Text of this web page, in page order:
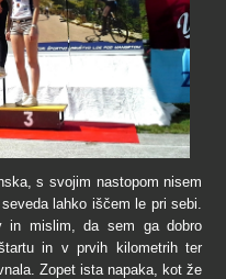
s svojim nastopom nisem
lahko iščem le pri sebi.
in mislim, da sem ga dobro
in v prvih kilometrih ter
Zopet ista napaka, kot že